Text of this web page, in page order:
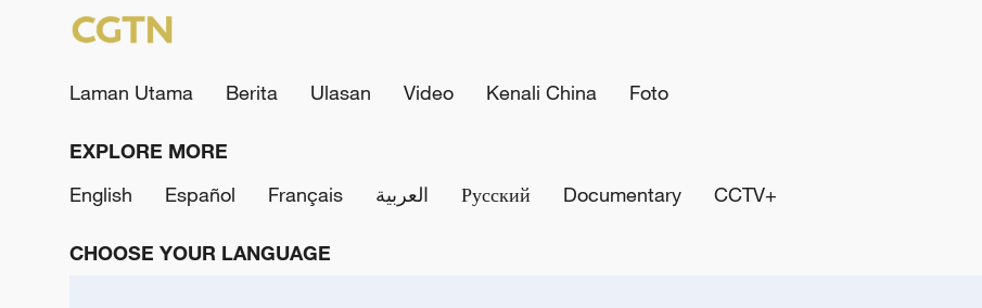
Laman Utama Berita Ulasan Video Kenali China Foto
EXPLORE MORE
English
Español Français العربية Русский Documentary CCTV+
CHOOSE YOUR LANGUAGE